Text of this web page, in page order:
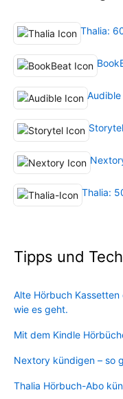
Thalia:
Thalia:
Tipps und
Alte Hörbuch
wie es geht.
Mit dem Kindle
Nextory kündigen – so
Thalia Hörbuch-Abo